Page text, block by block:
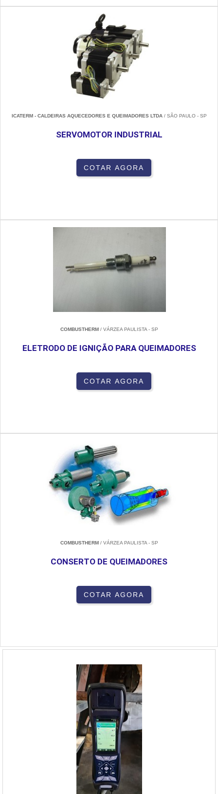
ICATERM - CALDEIRAS AQUECEDORES E QUEIMADORES LTDA/ SÃO PAULO - SP
SERVOMOTOR INDUSTRIAL
COTAR AGORA
COMBUSTHERM / VÁRZEA PAULISTA - SP
ELETRODO DE IGNIÇÃO PARA QUEIMADORES
COTAR AGORA
COMBUSTHERM / VÁRZEA PAULISTA - SP
CONSERTO DE QUEIMADORES
COTAR AGORA